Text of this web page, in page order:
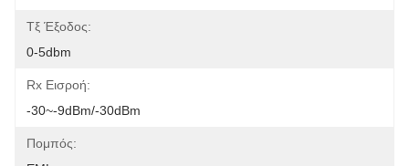
Τξ Έξοδος:
0-5dbm
Rx Εισροή:
-30~-9dBm/-30dBm
Πομπός: